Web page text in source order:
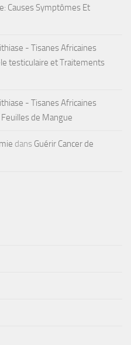
Causes Symptômes Et
- Tisanes Africaines
testiculaire et Traitements
- Tisanes Africaines
de Mangue
dans Guérir Cancer de